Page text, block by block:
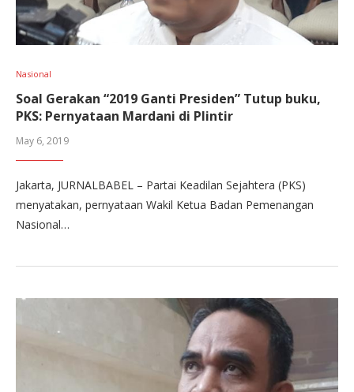
Nasional
Soal Gerakan “2019 Ganti Presiden” Tutup buku,
PKS: Pernyataan Mardani di Plintir
May 6, 2019
Jakarta, JURNALBABEL – Partai Keadilan Sejahtera (PKS)
menyatakan, pernyataan Wakil Ketua Badan Pemenangan
Nasional…